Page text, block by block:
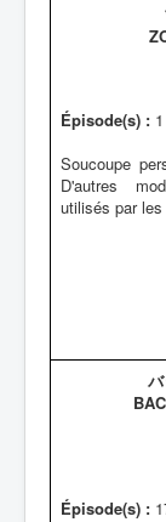
Épisode(s) :
Soucoupe
D'autres
utilisés par
Épisode(s) :